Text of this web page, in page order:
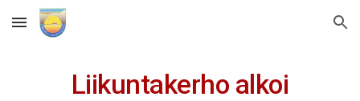
Skip to main content Skip to navigation
Liikuntakerho alkoi